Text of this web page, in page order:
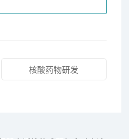
核酸药物研发